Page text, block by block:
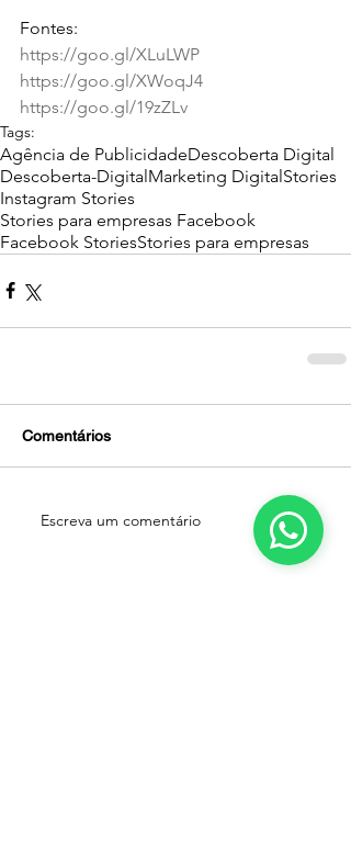
Fontes:
https://goo.gl/XLuLWP
https://goo.gl/XWoqJ4
https://goo.gl/19zZLv
Tags:
Agência de PublicidadeDescoberta Digital
Descoberta-DigitalMarketing DigitalStories
Instagram Stories
Stories para empresas Facebook
Facebook StoriesStories para empresas
Comentários
Escreva um comentário